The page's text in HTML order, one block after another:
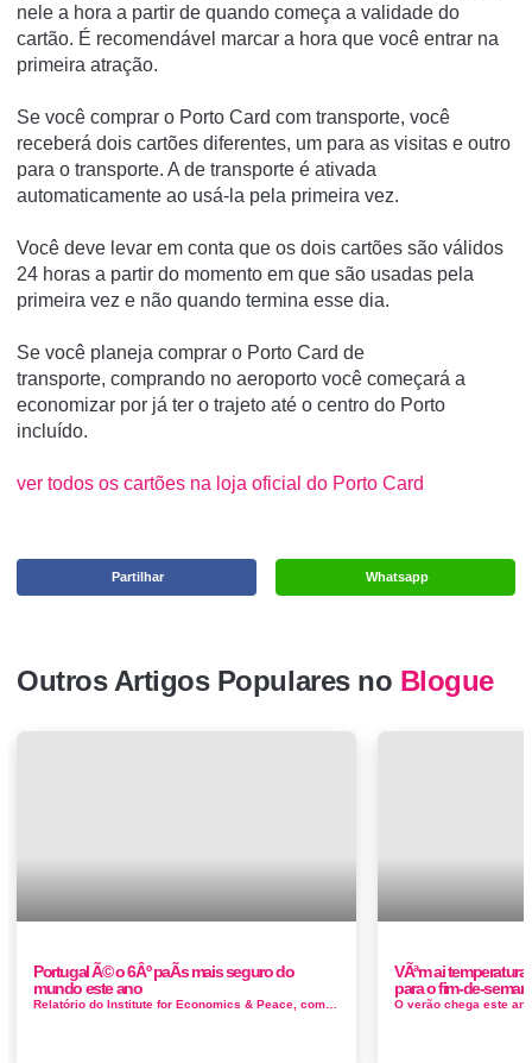
nele a hora a partir de quando começa a validade do
cartão. É recomendável marcar a hora que você entrar na
primeira atração.
Se você comprar o Porto Card com transporte, você
receberá dois cartões diferentes, um para as visitas e outro
para o transporte. A de transporte é ativada
automaticamente ao usá-la pela primeira vez.
Você deve levar em conta que os dois cartões são válidos
24 horas a partir do momento em que são usadas pela
primeira vez e não quando termina esse dia.
Se você planeja comprar o Porto Card de
transporte, comprando no aeroporto você começará a
economizar por já ter o trajeto até o centro do Porto
incluído.
ver todos os cartões na loja oficial do Porto Card
Whatsapp
Partilhar
Outros Artigos Populares no Blogue
Portugal Ã© o 6Âº paÃ­s mais seguro do
mundo este ano
VÃªm ai
para o fim-de-